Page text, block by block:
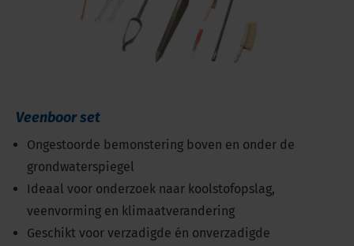
Veenboor set
Ongestoorde bemonstering boven en onder de
grondwaterspiegel
Ideaal voor onderzoek naar koolstofopslag,
veenvorming en klimaatverandering
Geschikt voor verzadigde én onverzadigde